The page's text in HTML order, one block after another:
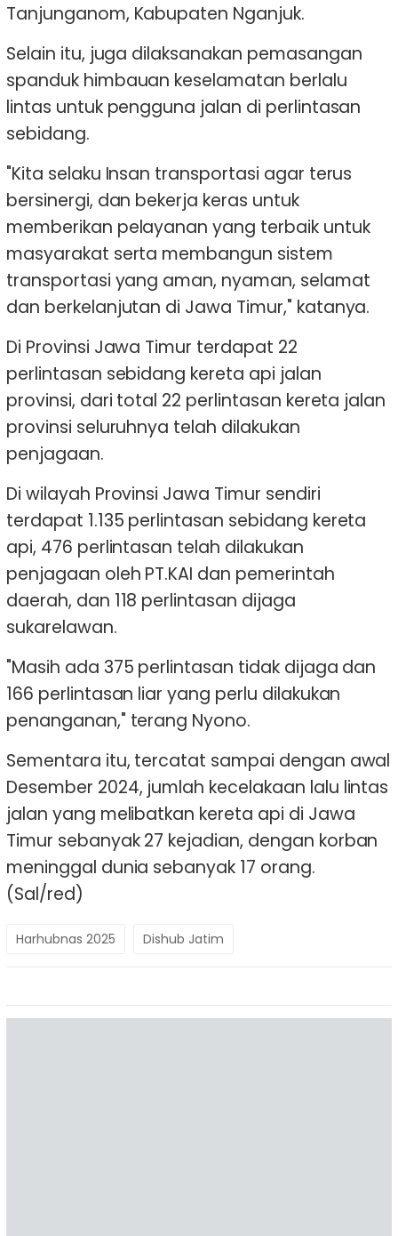
Tanjunganom, Kabupaten Nganjuk.
Selain itu, juga dilaksanakan pemasangan
spanduk himbauan keselamatan berlalu
lintas untuk pengguna jalan di perlintasan
sebidang.
"Kita selaku Insan transportasi agar terus
bersinergi, dan bekerja keras untuk
memberikan pelayanan yang terbaik untuk
masyarakat serta membangun sistem
transportasi yang aman, nyaman, selamat
dan berkelanjutan di Jawa Timur," katanya.
Di Provinsi Jawa Timur terdapat 22
perlintasan sebidang kereta api jalan
provinsi, dari total 22 perlintasan kereta jalan
provinsi seluruhnya telah dilakukan
penjagaan.
Di wilayah Provinsi Jawa Timur sendiri
terdapat 1.135 perlintasan sebidang kereta
api, 476 perlintasan telah dilakukan
penjagaan oleh PT.KAI dan pemerintah
daerah, dan 118 perlintasan dijaga
sukarelawan.
"Masih ada 375 perlintasan tidak dijaga dan
166 perlintasan liar yang perlu dilakukan
penanganan," terang Nyono.
Sementara itu, tercatat sampai dengan awal
Desember 2024, jumlah kecelakaan lalu lintas
jalan yang melibatkan kereta api di Jawa
Timur sebanyak 27 kejadian, dengan korban
meninggal dunia sebanyak 17 orang.
(Sal/red)
Harhubnas 2025 Dishub Jatim